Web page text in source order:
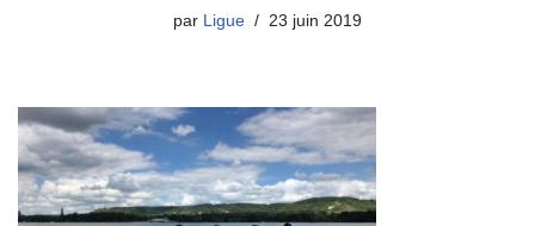
par Ligue 23 juin 2019